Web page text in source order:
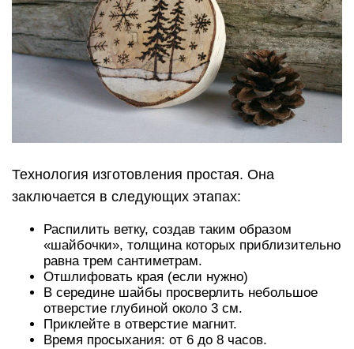
Технология изготовления простая. Она
заключается в следующих этапах:
Распилить ветку, создав таким образом
«шайбочки», толщина которых приблизительно
равна трем сантиметрам.
Отшлифовать края (если нужно)
В середине шайбы просверлить небольшое
отверстие глубиной около 3 см.
Приклейте в отверстие магнит.
Время просыхания: от 6 до 8 часов.